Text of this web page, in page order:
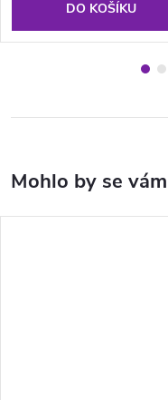
DO KOŠÍKU